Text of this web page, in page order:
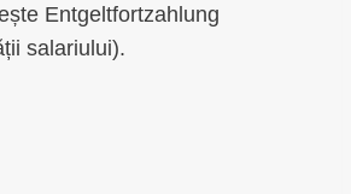
Entgeltfortzahlung
salariului).